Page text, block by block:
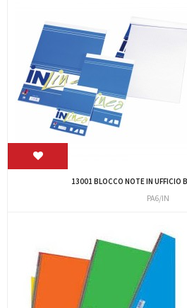
13001 BLOCCO NOTE IN UFFICIO
PA6/IN